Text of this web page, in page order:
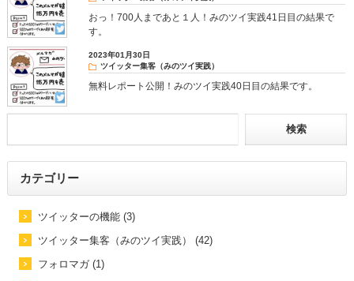
おっ！700人まであと１人！みのツイ実践41日目の結果で
す。
2023年01月30日
ツイッター集客（みのツイ実践）
無料レポート公開！みのツイ実践40日目の結果です。
カテゴリー
ツイッターの機能 (3)
ツイッター集客（みのツイ実践） (42)
フォロマガ (1)